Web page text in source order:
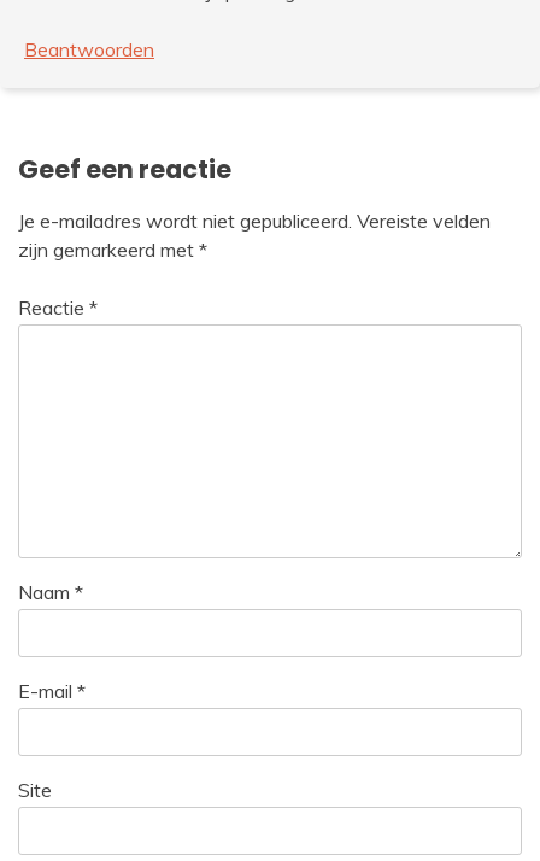
Beantwoorden
Geef een reactie
Je e-mailadres wordt niet gepubliceerd. Vereiste velden
zijn gemarkeerd met *
Reactie *
Naam *
E-mail *
Site